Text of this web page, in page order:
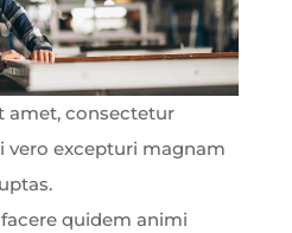
amet, consectetur
vero excepturi magnam
quidem animi